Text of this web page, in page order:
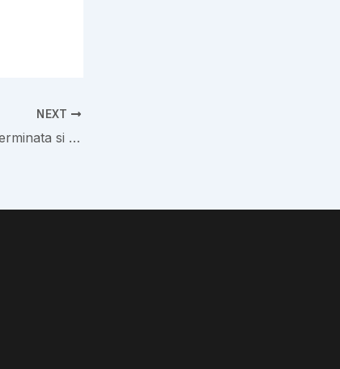
NEXT
Rata Generare as determinata si din el jocurilor